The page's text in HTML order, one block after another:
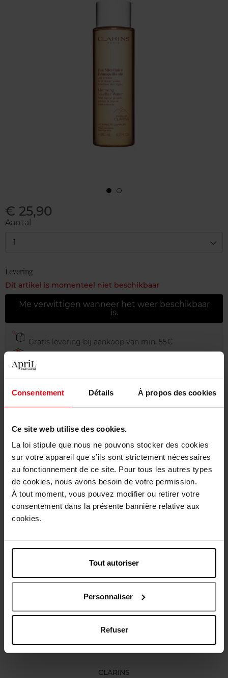
Consentement Détails À propos des cookies
Ce site web utilise des cookies.
La loi stipule que nous ne pouvons stocker des cookies
sur votre appareil que s’ils sont strictement nécessaires
au fonctionnement de ce site. Pour tous les autres types
de cookies, nous avons besoin de votre permission.
À tout moment, vous pouvez modifier ou retirer votre
consentement dans la présente bannière relative aux
cookies.
Tout autoriser
Personnaliser
Refuser
€ 25,90
Aantal
1
Levering
Dit artikel is momenteel niet beschikbaar
Me verwittigen wanneer het weer beschikbaar
is.
Gratis levering bij aankoop van min. 55€
Gratis retour in je winkelpunt
Gratis verpakking
Gebruiksadvies
Karakteristieken
Review Beleid inzake klantbeoordelingen
Nog iets vergeten ?
CLARINS